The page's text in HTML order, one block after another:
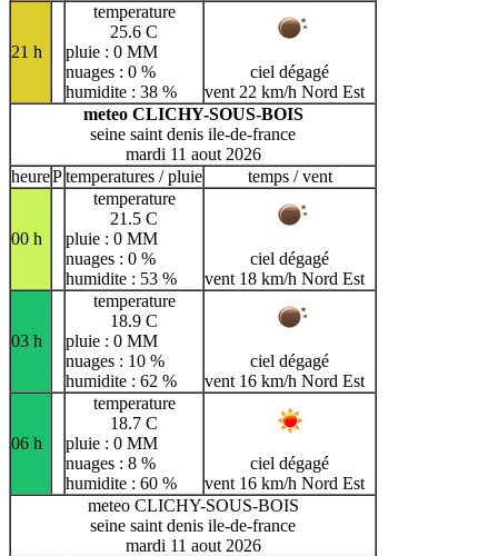
21 h
temperature
25.6 C
pluie : 0 MM
nuages : 0 %
humidite : 38 %
ciel dégagé
vent 22 km/h Nord Est
meteo CLICHY-SOUS-BOIS
seine saint denis ile-de-france
mardi 11 aout 2026
heurePtemperatures / pluie temps / vent
00 h
temperature
21.5 C
pluie : 0 MM
nuages : 0 %
humidite : 53 %
ciel dégagé
vent 18 km/h Nord Est
03 h
temperature
18.9 C
pluie : 0 MM
nuages : 10 %
humidite : 62 %
ciel dégagé
vent 16 km/h Nord Est
06 h
temperature
18.7 C
pluie : 0 MM
nuages : 8 %
humidite : 60 %
ciel dégagé
vent 16 km/h Nord Est
meteo CLICHY-SOUS-BOIS
seine saint denis ile-de-france
mardi 11 aout 2026